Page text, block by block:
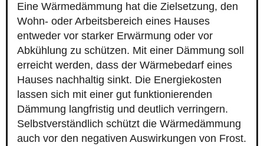
Eine Wärmedämmung hat die Zielsetzung, den
Wohn- oder Arbeitsbereich eines Hauses
entweder vor starker Erwärmung oder vor
Abkühlung zu schützen. Mit einer Dämmung soll
erreicht werden, dass der Wärmebedarf eines
Hauses nachhaltig sinkt. Die Energiekosten
lassen sich mit einer gut funktionierenden
Dämmung langfristig und deutlich verringern.
Selbstverständlich schützt die Wärmedämmung
auch vor den negativen Auswirkungen von Frost.